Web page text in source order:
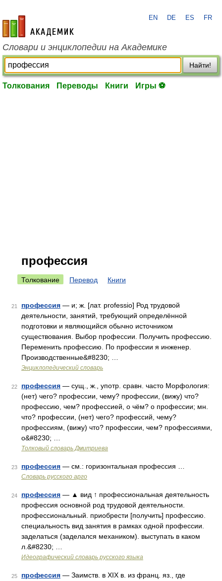
academic.ru
EN DE ES FR
Словари и энциклопедии на Академике
Найти!
Толкования Переводы Книги Игры ⚽
профессия
Толкование Перевод Книги
21 профессия — и; ж. [лат. professio] Род трудовой
деятельности, занятий, требующий определённой
подготовки и являющийся обычно источником
существования. Выбор профессии. Получить профессию.
Переменить профессию. По профессии я инженер.
Производственные&#8230; …
Энциклопедический словарь
22 профессия — сущ., ж., употр. сравн. часто Морфология:
(нет) чего? профессии, чему? профессии, (вижу) что?
профессию, чем? профессией, о чём? о профессии; мн.
что? профессии, (нет) чего? профессий, чему?
профессиям, (вижу) что? профессии, чем? профессиями,
о&#8230; …
Толковый словарь Дмитриева
23 профессия — см.: горизонтальная профессия …
Словарь русского арго
24 профессия — ▲ вид ↑ профессиональная деятельность
профессия основной род трудовой деятельности.
профессиональный. приобрести [получить] профессию.
специальность вид занятия в рамках одной профессии.
заделаться (заделался механиком). выступать в каком
л.&#8230; …
Идеографический словарь русского языка
25 профессия — Заимств. в XIX в. из франц. яз., где